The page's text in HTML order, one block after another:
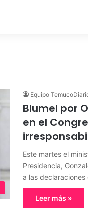
Equipo
Blumel por
en el
Este martes el
Presidencia,
a las
Leer más »